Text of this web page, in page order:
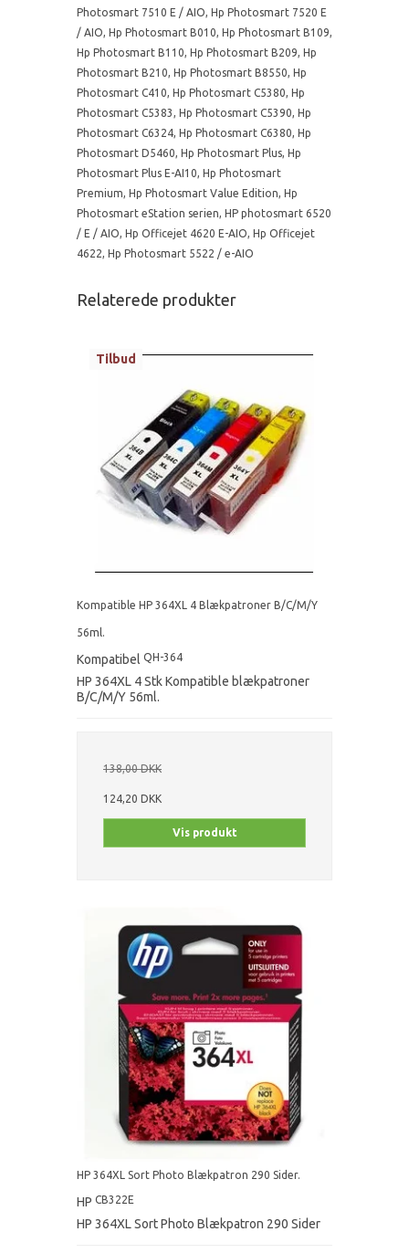
Photosmart 7510 E / AIO, Hp Photosmart 7520 E
/ AIO, Hp Photosmart B010, Hp Photosmart B109,
Hp Photosmart B110, Hp Photosmart B209, Hp
Photosmart B210, Hp Photosmart B8550, Hp
Photosmart C410, Hp Photosmart C5380, Hp
Photosmart C5383, Hp Photosmart C5390, Hp
Photosmart C6324, Hp Photosmart C6380, Hp
Photosmart D5460, Hp Photosmart Plus, Hp
Photosmart Plus E-AI10, Hp Photosmart
Premium, Hp Photosmart Value Edition, Hp
Photosmart eStation serien, HP photosmart 6520
/ E / AIO, Hp Officejet 4620 E-AIO, Hp Officejet
4622, Hp Photosmart 5522 / e-AIO
Relaterede produkter
Tilbud
Kompatible HP 364XL 4 Blækpatroner B/C/M/Y
56ml.
Kompatibel QH-364
HP 364XL 4 Stk Kompatible blækpatroner
B/C/M/Y 56ml.
138,00 DKK
124,20 DKK
Vis produkt
HP 364XL Sort Photo Blækpatron 290 Sider.
HP CB322E
HP 364XL Sort Photo Blækpatron 290 Sider